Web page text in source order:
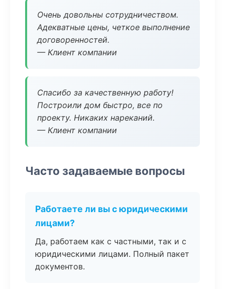
Очень довольны сотрудничеством.
Адекватные цены, четкое выполнение
договоренностей.
— Клиент компании
Спасибо за качественную работу!
Построили дом быстро, все по
проекту. Никаких нареканий.
— Клиент компании
Часто задаваемые вопросы
Работаете ли вы с юридическими
лицами?
Да, работаем как с частными, так и с
юридическими лицами. Полный пакет
документов.